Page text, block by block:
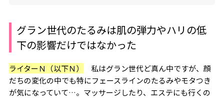
グラン世代のたるみは肌の弾力やハリの低
下の影響だけではなかった
ライターＮ（以下Ｎ）
私はグラン世代ど真ん中ですが、顔
だちの変化の中でも特にフェースラインのたるみやモタつき
が気になっていて…。マッサージしたり、エステにも行くの